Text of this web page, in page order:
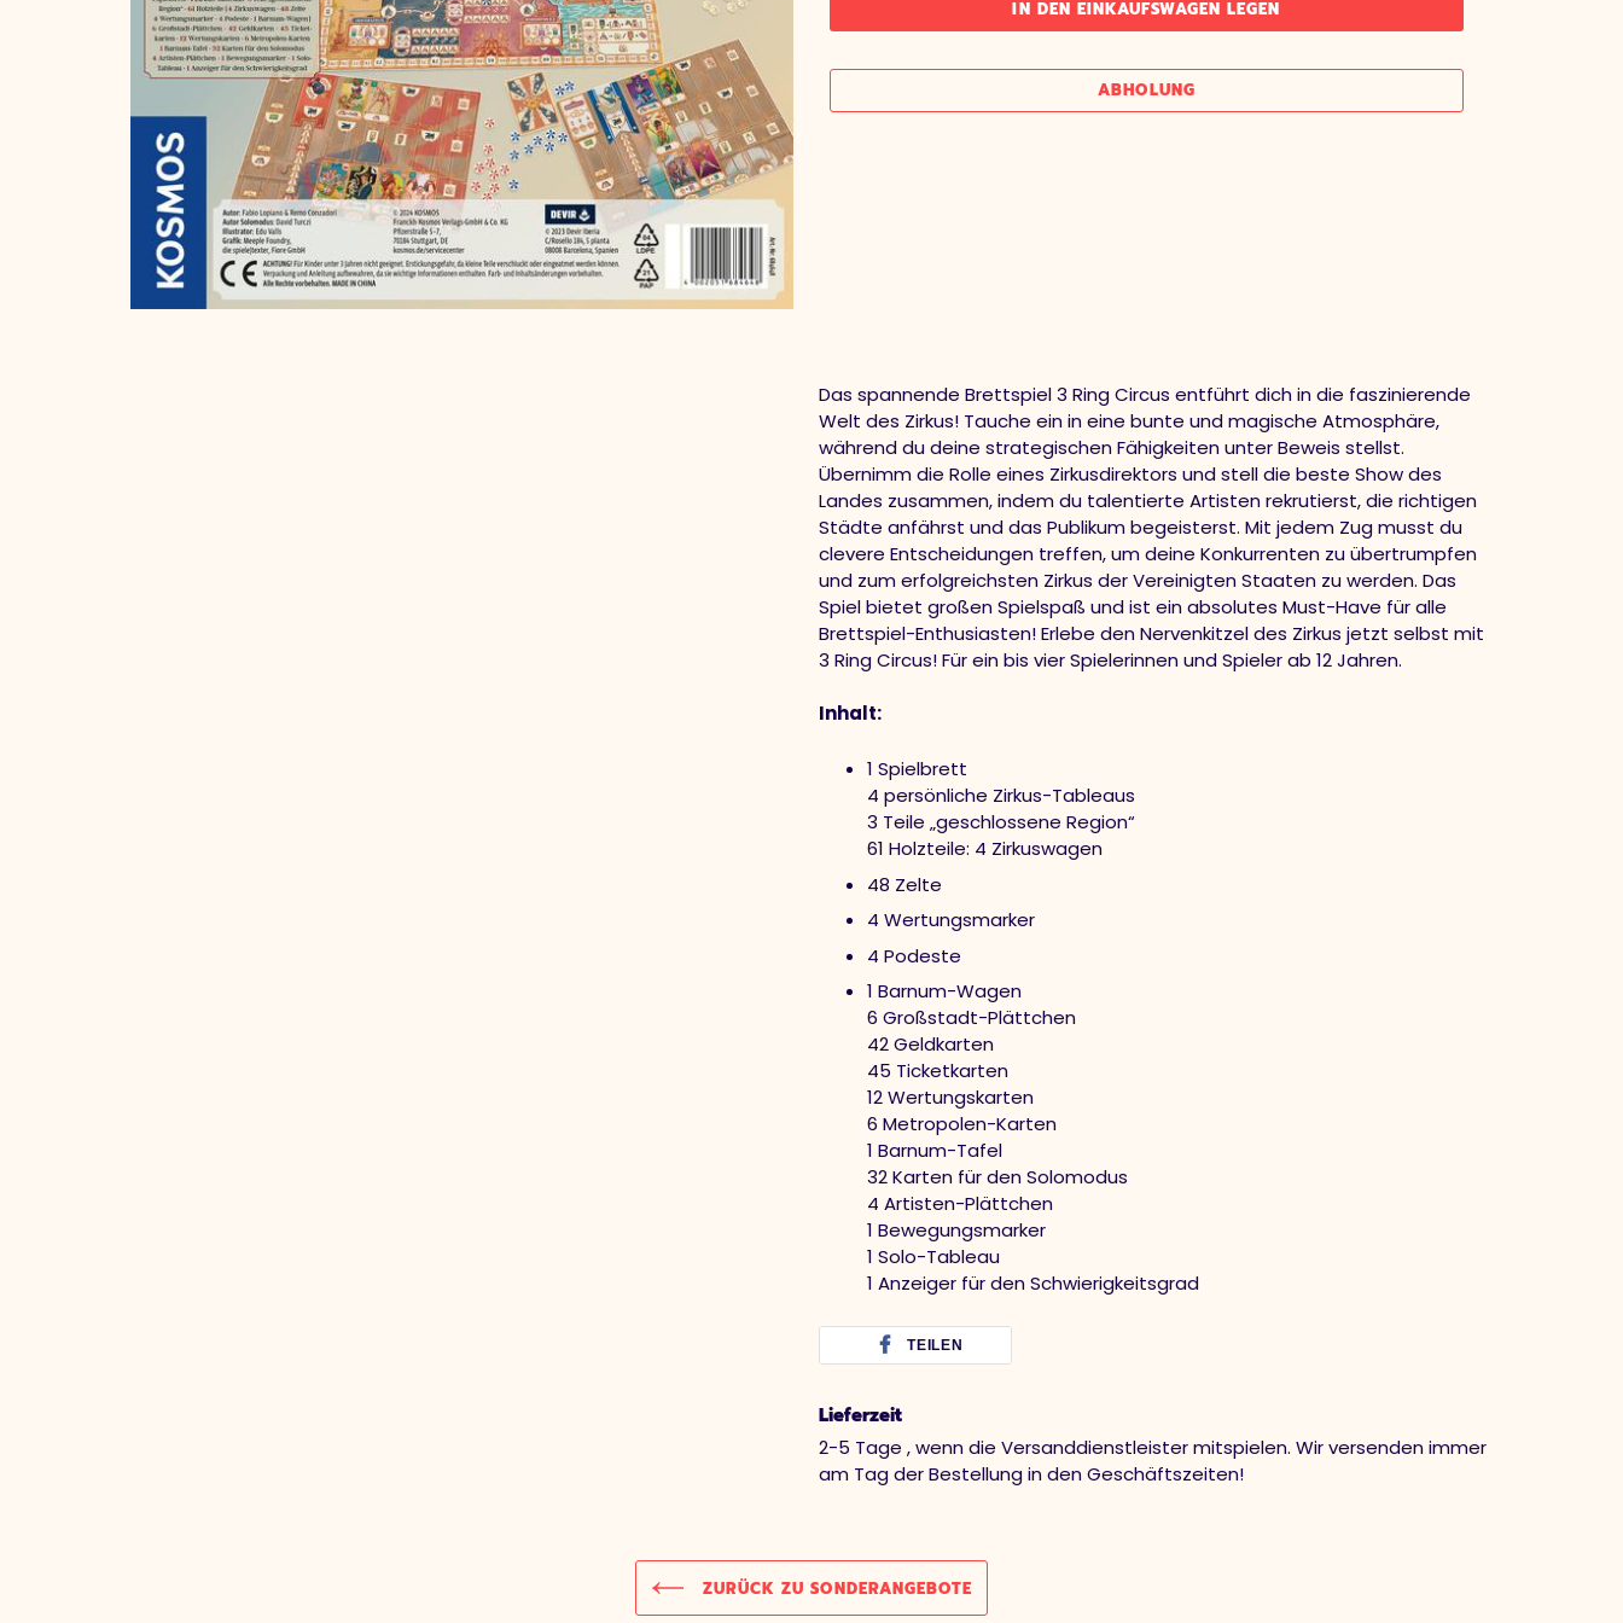
IN DEN EINKAUFSWAGEN LEGEN
ABHOLUNG
Das spannende Brettspiel 3 Ring Circus entführt dich in die faszinierende
Welt des Zirkus! Tauche ein in eine bunte und magische Atmosphäre,
während du deine strategischen Fähigkeiten unter Beweis stellst.
Übernimm die Rolle eines Zirkusdirektors und stell die beste Show des
Landes zusammen, indem du talentierte Artisten rekrutierst, die richtigen
Städte anfährst und das Publikum begeisterst. Mit jedem Zug musst du
clevere Entscheidungen treffen, um deine Konkurrenten zu übertrumpfen
und zum erfolgreichsten Zirkus der Vereinigten Staaten zu werden. Das
Spiel bietet großen Spielspaß und ist ein absolutes Must-Have für alle
Brettspiel-Enthusiasten! Erlebe den Nervenkitzel des Zirkus jetzt selbst mit
3 Ring Circus! Für ein bis vier Spielerinnen und Spieler ab 12 Jahren.
Inhalt:
1 Spielbrett
4 persönliche Zirkus-Tableaus
3 Teile „geschlossene Region“
61 Holzteile: 4 Zirkuswagen
48 Zelte
4 Wertungsmarker
4 Podeste
1 Barnum-Wagen
6 Großstadt-Plättchen
42 Geldkarten
45 Ticketkarten
12 Wertungskarten
6 Metropolen-Karten
1 Barnum-Tafel
32 Karten für den Solomodus
4 Artisten-Plättchen
1 Bewegungsmarker
1 Solo-Tableau
1 Anzeiger für den Schwierigkeitsgrad
TEILEN
Lieferzeit
2-5 Tage , wenn die Versanddienstleister mitspielen. Wir versenden immer
am Tag der Bestellung in den Geschäftszeiten!
ZURÜCK ZU SONDERANGEBOTE